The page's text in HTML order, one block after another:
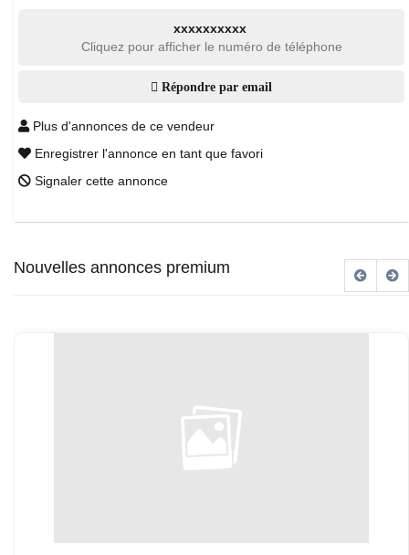
xxxxxxxxxx
Cliquez pour afficher le numéro de téléphone
Répondre par email
Plus d'annonces de ce vendeur
Enregistrer l'annonce en tant que favori
Signaler cette annonce
Nouvelles annonces premium